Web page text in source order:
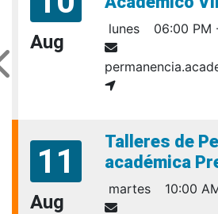
Aug
lunes 06:00 PM
11
Aug
Talleres de
académica
martes 10:00